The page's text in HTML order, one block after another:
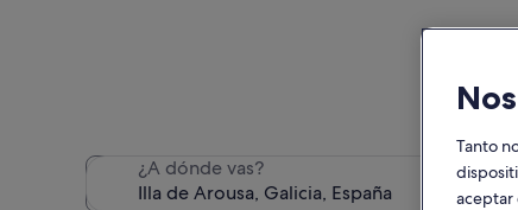
Illa de
¿A dónde vas?
Tanto
aceptar